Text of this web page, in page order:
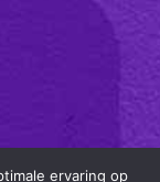
ervaring op